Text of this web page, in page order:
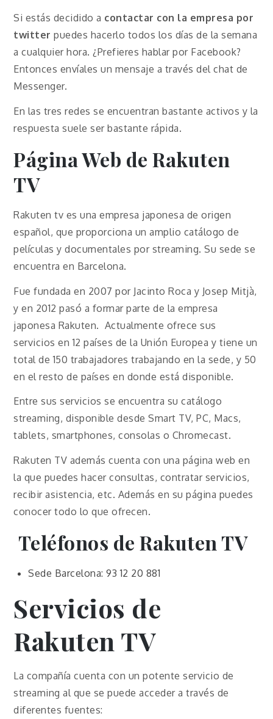
Si estás decidido a contactar con la empresa por
twitter puedes hacerlo todos los días de la semana
a cualquier hora. ¿Prefieres hablar por Facebook?
Entonces envíales un mensaje a través del chat de
Messenger.
En las tres redes se encuentran bastante activos y la
respuesta suele ser bastante rápida.
Página Web de Rakuten
TV
Rakuten tv es una empresa japonesa de origen
español, que proporciona un amplio catálogo de
películas y documentales por streaming. Su sede se
encuentra en Barcelona.
Fue fundada en 2007 por Jacinto Roca y Josep Mitjà,
y en 2012 pasó a formar parte de la empresa
japonesa Rakuten. Actualmente ofrece sus
servicios en 12 países de la Unión Europea y tiene un
total de 150 trabajadores trabajando en la sede, y 50
en el resto de países en donde está disponible.
Entre sus servicios se encuentra su catálogo
streaming, disponible desde Smart TV, PC, Macs,
tablets, smartphones, consolas o Chromecast.
Rakuten TV además cuenta con una página web en
la que puedes hacer consultas, contratar servicios,
recibir asistencia, etc. Además en su página puedes
conocer todo lo que ofrecen.
Teléfonos de Rakuten TV
Sede Barcelona: 93 12 20 881
Servicios de
Rakuten TV
La compañía cuenta con un potente servicio de
streaming al que se puede acceder a través de
diferentes fuentes: